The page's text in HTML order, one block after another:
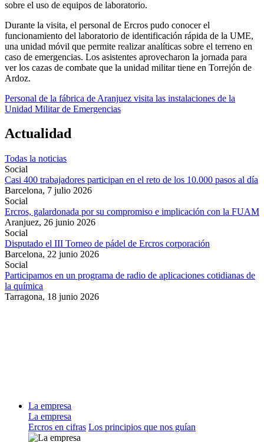
sobre el uso de equipos de laboratorio.
Durante la visita, el personal de Ercros pudo conocer el
funcionamiento del laboratorio de identificación rápida de la UME,
una unidad móvil que permite realizar analíticas sobre el terreno en
caso de emergencias. Los asistentes aprovecharon la jornada para
ver los cazas de combate que la unidad militar tiene en Torrejón de
Ardoz.
Personal de la fábrica de Aranjuez visita las instalaciones de la
Unidad Militar de Emergencias
Actualidad
Todas la noticias
Social
Casi 400 trabajadores participan en el reto de los 10.000 pasos al día
Barcelona, 7 julio 2026
Social
Ercros, galardonada por su compromiso e implicación con la FUAM
Aranjuez, 26 junio 2026
Social
Disputado el III Torneo de pádel de Ercros corporación
Barcelona, 22 junio 2026
Social
Participamos en un programa de radio de aplicaciones cotidianas de
la química
Tarragona, 18 junio 2026
La empresa
La empresa
Ercros en cifras Los principios que nos guían